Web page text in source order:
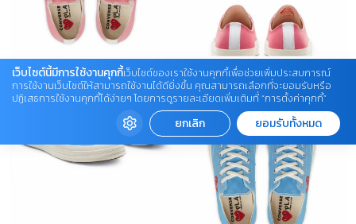
เว็บไซต์นี้มีการใช้งานคุกกี้เว็บไซต์ของเราใช้งานคุกกี้เพื่อช่วยเพิ่มประสบการณ์
การใช้งานเว็บไซต์ให้สามารถใช้งานได้ดียิ่งขึ้น คุณสามารถเลือกที่จะยอมรับหรือ
ปฏิเสธการใช้งานคุกกี้ได้ง่ายๆ โดยการดูรายละเอียดเพิ่มเติมที่ “การตั้งค่าคุกกี้”
ยกเลิก ยอมรับทั้งหมด